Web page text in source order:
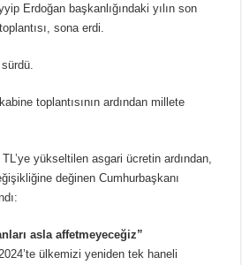
Erdoğan başkanlığındaki yılın son
sona erdi.
toplantısının ardından millete
yükseltilen asgari ücretin ardından,
değinen Cumhurbaşkanı
asla affetmeyeceğiz”
ülkemizi yeniden tek haneli